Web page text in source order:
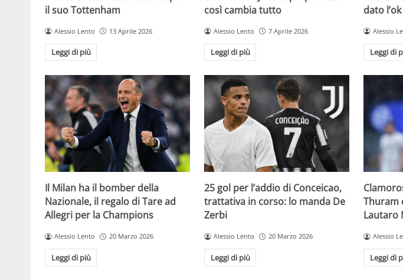
il suo Tottenham
Alessio Lento 13 Aprile 2026
Leggi di più
così cambia tutto
Alessio Lento 7 Aprile 2026
Leggi di più
dato l’ok
Alessio
Leggi di
Il Milan ha il bomber della
Nazionale, il regalo di Tare ad
Allegri per la Champions
Alessio Lento 20 Marzo 2026
Leggi di più
25 gol per l’addio di Conceicao,
trattativa in corso: lo manda De
Zerbi
Alessio Lento 20 Marzo 2026
Leggi di più
Thuram
Lautaro
Alessio
Leggi di